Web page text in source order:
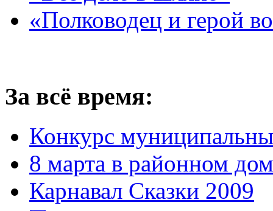
«Полководец и герой
За всё время:
Конкурс
8 марта в районном
Карнавал Сказки 2009